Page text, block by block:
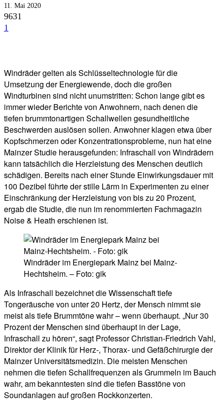
11. Mai 2020
9631
1
Windräder gelten als Schlüsseltechnologie für die
Umsetzung der Energiewende, doch die großen
Windturbinen sind nicht unumstritten: Schon lange gibt es
immer wieder Berichte von Anwohnern, nach denen die
tiefen brummtonartigen Schallwellen gesundheitliche
Beschwerden auslösen sollen. Anwohner klagen etwa über
Kopfschmerzen oder Konzentrationsprobleme, nun hat eine
Mainzer Studie herausgefunden: Infraschall von Windrädern
kann tatsächlich die Herzleistung des Menschen deutlich
schädigen. Bereits nach einer Stunde Einwirkungsdauer mit
100 Dezibel führte der stille Lärm in Experimenten zu einer
Einschränkung der Herzleistung von bis zu 20 Prozent,
ergab die Studie, die nun im renommierten Fachmagazin
Noise & Heath erschienen ist.
Windräder im Energiepark Mainz bei Mainz-
Hechtsheim. – Foto: gik
Als Infraschall bezeichnet die Wissenschaft tiefe
Tongeräusche von unter 20 Hertz, der Mensch nimmt sie
meist als tiefe Brummtöne wahr – wenn überhaupt. „Nur 30
Prozent der Menschen sind überhaupt in der Lage,
Infraschall zu hören“, sagt Professor Christian-Friedrich Vahl,
Direktor der Klinik für Herz-, Thorax- und Gefäßchirurgie der
Mainzer Universitätsmedizin. Die meisten Menschen
nehmen die tiefen Schallfrequenzen als Grummeln im Bauch
wahr, am bekanntesten sind die tiefen Basstöne von
Soundanlagen auf großen Rockkonzerten.